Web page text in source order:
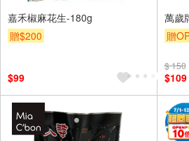
嘉禾椒麻花生-180g
贈$200
$99
萬歲
贈
$ 150
$109